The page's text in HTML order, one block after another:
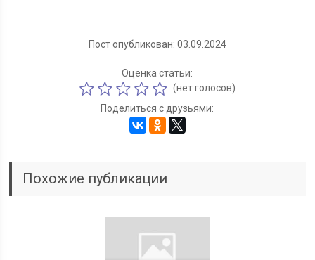
Пост опубликован: 03.09.2024
Оценка статьи:
(нет голосов)
Поделиться с друзьями:
Похожие публикации